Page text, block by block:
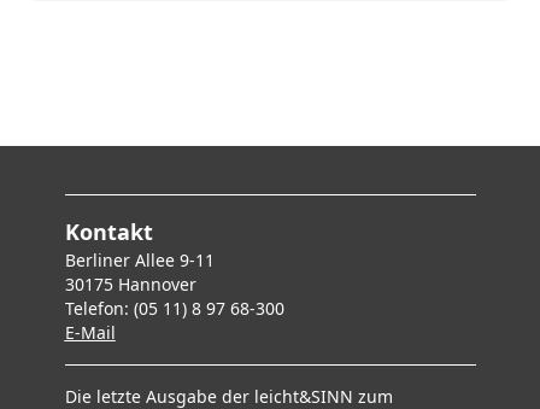
Kontakt
Berliner Allee 9-11
30175 Hannover
Telefon: (05 11) 8 97 68-300
E-Mail
Die letzte Ausgabe der leicht&SINN zum